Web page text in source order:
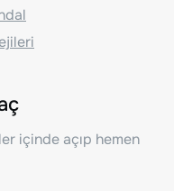
içinde açıp hemen